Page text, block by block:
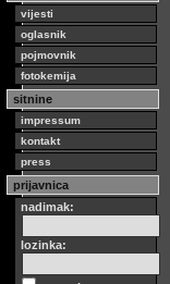
vijesti
oglasnik
pojmovnik
fotokemija
sitnine
impressum
kontakt
press
prijavnica
nadimak:
lozinka: